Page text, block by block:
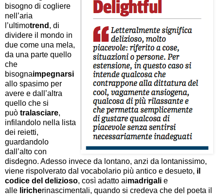
bisogno di cogliere
nell’aria
l’ultimotrend , di
dividere il mondo in
due come una mela,
da una parte quello
che
bisognaimpegnarsi
allo spasimo per
avere e dall’altra
quello che si
può tralasciare,
infilandolo nella lista
dei reietti,
guardandolo
dall’alto con
disdegno. Adesso invece da lontano, anzi da lontanissimo,
viene rispolverato dal vocabolario più antico e desueto, il
codice del delizioso, così adatto aimadrigali e
alle liricherinascimentali, quando si credeva che del poeta il